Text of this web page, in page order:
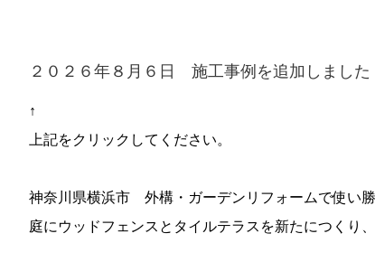
２０２６年８月６日 施工事例を追加しました
↑
上記をクリックしてください。
神奈川県横浜市 外構・ガーデンリフォームで使い
庭にウッドフェンスとタイルテラスを新たにつくり